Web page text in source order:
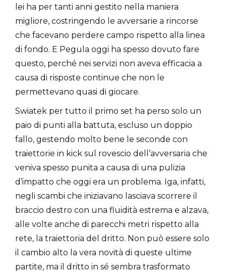
lei ha per tanti anni gestito nella maniera
migliore, costringendo le avversarie a rincorse
che facevano perdere campo rispetto alla linea
di fondo. E Pegula oggi ha spesso dovuto fare
questo, perché nei servizi non aveva efficacia a
causa di risposte continue che non le
permettevano quasi di giocare.
Swiatek per tutto il primo set ha perso solo un
paio di punti alla battuta, escluso un doppio
fallo, gestendo molto bene le seconde con
traiettorie in kick sul rovescio dell’avversaria che
veniva spesso punita a causa di una pulizia
d’impatto che oggi era un problema. Iga, infatti,
negli scambi che iniziavano lasciava scorrere il
braccio destro con una fluidità estrema e alzava,
alle volte anche di parecchi metri rispetto alla
rete, la traiettoria del dritto. Non può essere solo
il cambio alto la vera novità di queste ultime
partite, ma il dritto in sé sembra trasformato